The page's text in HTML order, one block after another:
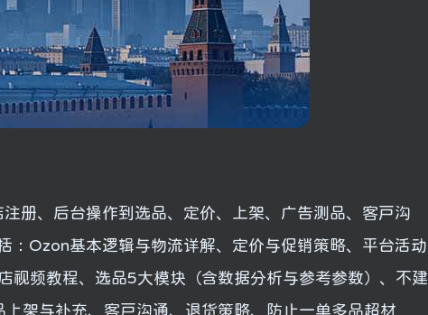
册、后台操作到选品、定价、上架、广告测品、客户沟
：Ozon基本逻辑与物流详解、定价与促销策略、平台活动
视频教程、选品5大模块（含数据分析与参考参数）、不建
架与补充、客户沟通、退货策略、防止一单多品超材